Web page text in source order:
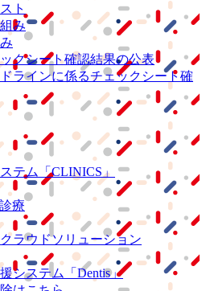
ト
み
クシート確認結果の公表
ラインに係るチェックシート確
テム
「CLINICS」
療
ラウドソリューション
システム
「Dentis」